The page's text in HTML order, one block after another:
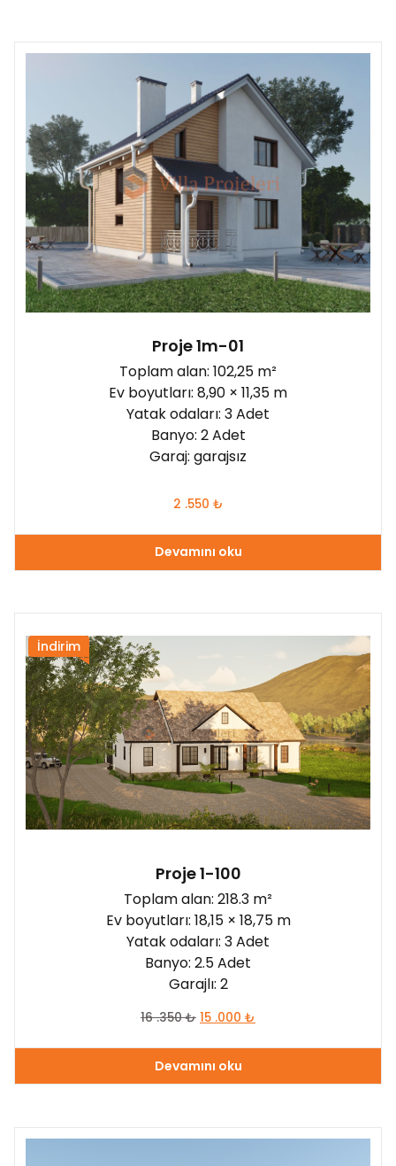
Proje 1m-01
Toplam alan: 102,25 m²
Ev boyutları: 8,90 × 11,35 m
Yatak odaları: 3 Adet
Banyo: 2 Adet
Garaj: garajsız
2 .550 ₺
Devamını oku
İndirim
Proje 1-100
Toplam alan: 218.3 m²
Ev boyutları: 18,15 × 18,75 m
Yatak odaları: 3 Adet
Banyo: 2.5 Adet
Garajlı: 2
16 .350₺ 15 .000 ₺
Devamını oku